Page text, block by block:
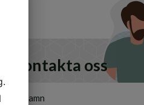
Kontakta oss